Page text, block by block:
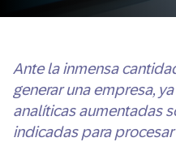
Ante la inmensa
generar una empresa,
analíticas aumentadas
indicadas para